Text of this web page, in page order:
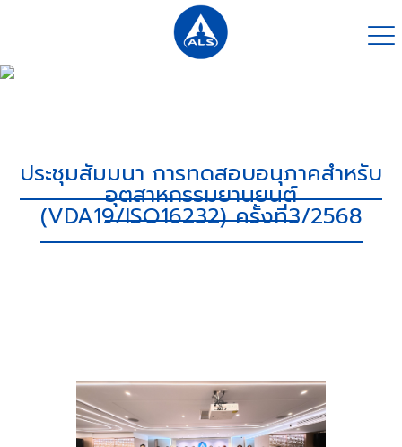
ประชุมสัมมนา การทดสอบอนุภาคสำหรับ
อุตสาหกรรมยานยนต์
(VDA19/ISO16232) ครั้งที่3/2568